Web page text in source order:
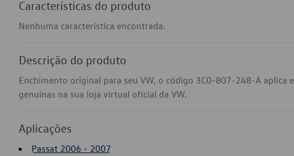
Características do produto
Nenhuma característica encontrada.
Descrição do produto
Enchimento original para seu VW, o código 3C0-807-248-A aplica
genuínas na sua loja virtual oficial da VW.
Aplicações
Passat 2006 - 2007